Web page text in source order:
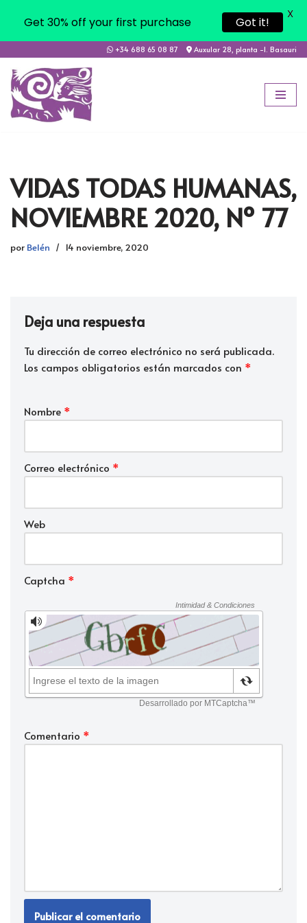
Saltar
al
contenido
+34 688 65 08 87 Auxular 28, planta -1. Basauri
VIDAS TODAS HUMANAS,
NOVIEMBRE 2020, Nº 77
por Belén 14 noviembre, 2020
Deja una respuesta
Tu dirección de correo electrónico no será publicada.
Los campos obligatorios están marcados con *
Nombre *
Correo electrónico *
Web
Captcha *
Comentario *
Get 30% off your first purchase Got it!
X